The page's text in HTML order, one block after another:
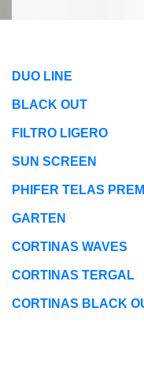
DUO LINE
BLACK OUT
FILTRO LIGERO
SUN SCREEN
PHIFER TELAS
GARTEN
CORTINAS WAVES
CORTINAS TERGAL
CORTINAS BLACK